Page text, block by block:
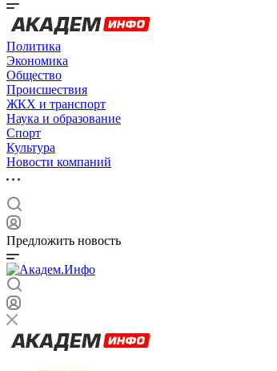
Политика
Экономика
Общество
Происшествия
ЖКХ и транспорт
Наука и образование
Спорт
Культура
Новости компаний
Предложить новость